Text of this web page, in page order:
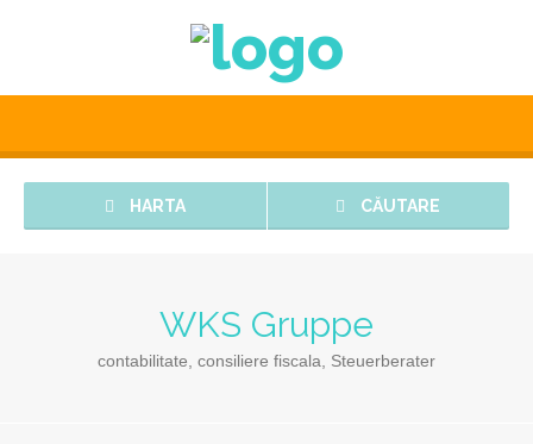
HARTA CĂUTARE
WKS Gruppe
contabilitate, consiliere fiscala, Steuerberater